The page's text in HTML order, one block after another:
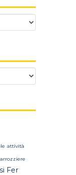
attività
Fer